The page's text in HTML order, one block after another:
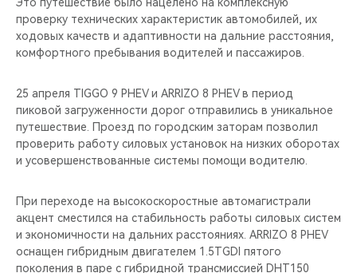
проверку технических характеристик автомобилей, их
ходовых качеств и адаптивности на дальние расстояния,
комфортного пребывания водителей и пассажиров.
25 апреля TIGGO 9 PHEV и ARRIZO 8 PHEV в период
пиковой загруженности дорог отправились в уникальное
путешествие. Проезд по городским заторам позволил
проверить работу силовых установок на низких оборотах
и усовершенствованные системы помощи водителю.
При переходе на высокоскоростные автомагистрали
акцент сместился на стабильность работы силовых систем
и экономичности на дальних расстояниях. ARRIZO 8 PHEV
оснащен гибридным двигателем 1.5TGDI пятого
поколения в паре с гибридной трансмиссией DHT150